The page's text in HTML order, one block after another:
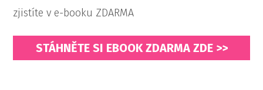
zjistíte v e-booku ZDARMA
STÁHNĚTE SI EBOOK ZDARMA ZDE >>